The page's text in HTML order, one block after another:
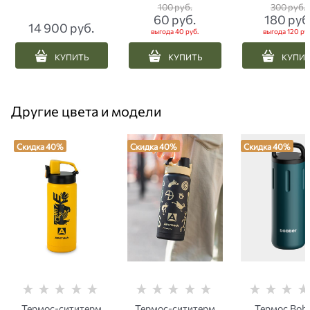
14 900 руб.
КУПИТЬ
100 руб.
60 руб.
выгода40 руб.
КУПИТЬ
300 руб.
180
выгода120
Другие цвета и модели
Скидка 40% Скидка 40% Скидка 40%